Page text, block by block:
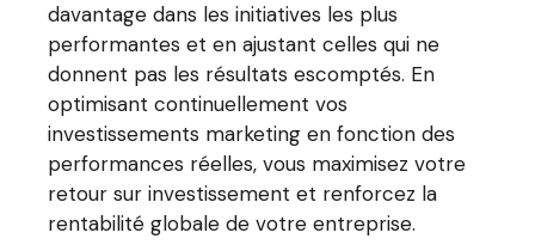
davantage dans les initiatives les plus
performantes et en ajustant celles qui ne
donnent pas les résultats escomptés. En
optimisant continuellement vos
investissements marketing en fonction des
performances réelles, vous maximisez votre
retour sur investissement et renforcez la
rentabilité globale de votre entreprise.